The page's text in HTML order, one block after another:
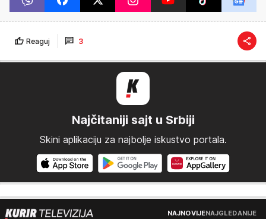
Reaguj 3
Najčitaniji sajt u Srbiji
Skini aplikaciju za najbolje iskustvo portala.
NAJNOVIJENAJGLEDANIJE